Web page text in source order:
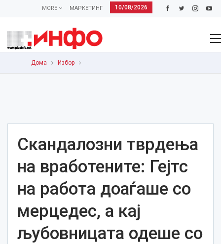
10/08/2026
МАРКЕТИНГ
MORE
Дома Избор
Скандалозни тврдења
на вработените: Гејтс
на работа доаѓаше со
мерцедес, а кај
љубовницата одеше со